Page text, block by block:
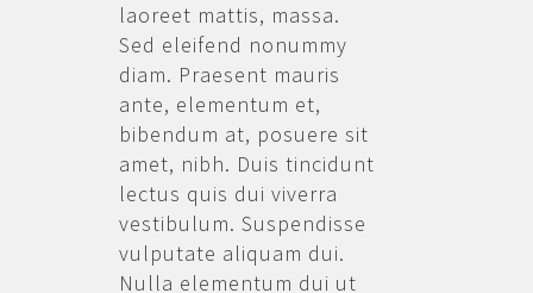
laoreet mattis, massa.
Sed eleifend nonummy
diam. Praesent mauris
ante, elementum et,
bibendum at, posuere sit
amet, nibh. Duis tincidunt
lectus quis dui viverra
vestibulum. Suspendisse
vulputate aliquam dui.
Nulla elementum dui ut